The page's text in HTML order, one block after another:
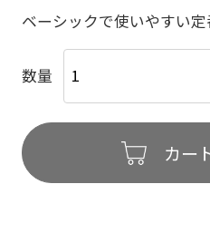
ベーシックで使いやすい
数量
カー